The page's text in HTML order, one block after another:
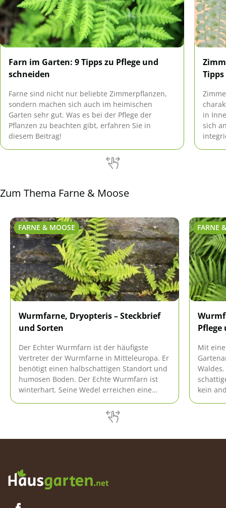
Farn im Garten: 9 Tipps zu Pflege und
schneiden
Farne sind nicht nur beliebte Zimmerpflanzen,
sondern machen sich auch im heimischen
Garten sehr gut. Was es bei der Pflege der
Pflanzen zu beachten gibt, erfahren Sie in
diesem Beitrag!
in
sich
Zum Thema Farne & Moose
FARNE & MOOSE
Wurmfarne, Dryopteris – Steckbrief
und Sorten
Der Echter Wurmfarn ist der häufigste
Vertreter der Wurmfarne in Mitteleuropa. Er
benötigt einen halbschattigen Standort und
humosen Boden. Der Echte Wurmfarn ist
winterhart. Seine Wedel erreichen eine
Standort und ausreichend Feuchtigkeit ist
dieser Farn recht pflegeleicht und
FARNE
Pflege
Mit
kein